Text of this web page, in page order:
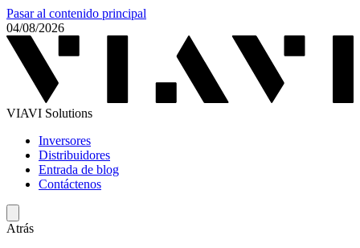
Pasar al contenido principal
04/08/2026
VIAVI Solutions
Inversores
Distribuidores
Entrada de blog
Contáctenos
Atrás